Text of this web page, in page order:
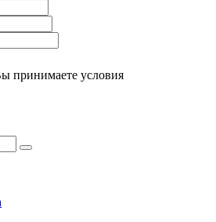
принимаете условия